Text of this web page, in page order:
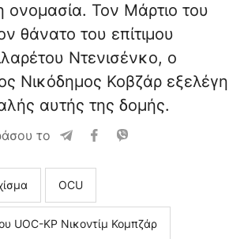
ονομασία. Τον Μάρτιο του
θάνατο του επίτιμου
Ντενισένκο, ο
Νικόδημος Κοβζάρ εξελέγη
αυτής της δομής.
το
ΟCU
UOC-KP Νικοντίμ Κομπζάρ